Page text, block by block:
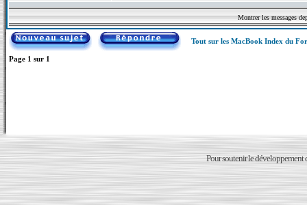
Montrer les messages
Tout sur les MacBook Index du
Page 1 sur 1
Pour soutenir le développement